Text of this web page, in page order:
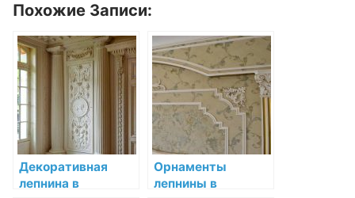
Похожие Записи:
Декоративная
лепнина в
Орнаменты
лепнины в